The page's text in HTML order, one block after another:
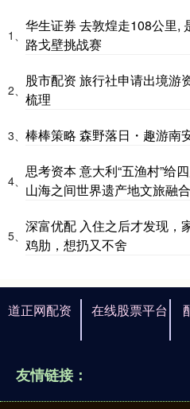
1、
华生证券 去敦煌走108公里,
路戈壁挑战赛
2、
股市配资 旅行社申请出境游
梳理
3、 棒棒策略 森野落日・趣游南
4、
思考资本 意大利“五渔村”
山海之间世界遗产地文旅融
5、
深富优配 入住之后才发现，
鸡肋，想扔又不舍
道正网配资 在线股票平台
友情链接：